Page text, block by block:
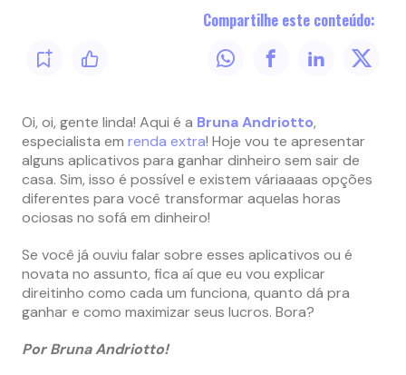
Compartilhe este conteúdo:
Oi, oi, gente linda! Aqui é a Bruna Andriotto,
especialista em renda extra! Hoje vou te apresentar
alguns aplicativos para ganhar dinheiro sem sair de
casa. Sim, isso é possível e existem váriaaaas opções
diferentes para você transformar aquelas horas
ociosas no sofá em dinheiro!
Se você já ouviu falar sobre esses aplicativos ou é
novata no assunto, fica aí que eu vou explicar
direitinho como cada um funciona, quanto dá pra
ganhar e como maximizar seus lucros. Bora?
Por Bruna Andriotto!